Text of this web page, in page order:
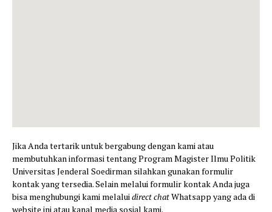
Jika Anda tertarik untuk bergabung dengan kami atau
membutuhkan informasi tentang Program Magister Ilmu Politik
Universitas Jenderal Soedirman silahkan gunakan formulir
kontak yang tersedia. Selain melalui formulir kontak Anda juga
bisa menghubungi kami melaluidirect chatWhatsapp yang ada di
website ini atau kanal media sosial kami.